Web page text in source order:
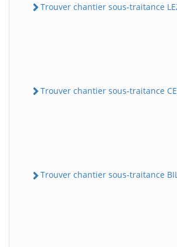
Trouver chantier sous-traitance
Trouver chantier sous-traitance
Trouver chantier sous-traitance